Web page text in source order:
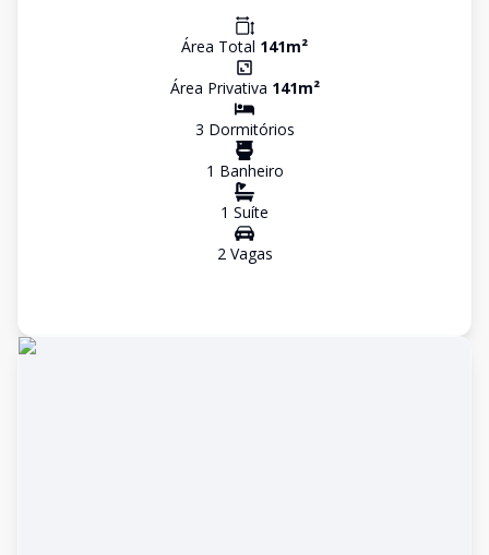
Área Total 141m²
Área Privativa 141m²
3 Dormitórios
1 Banheiro
1 Suíte
2Vagas